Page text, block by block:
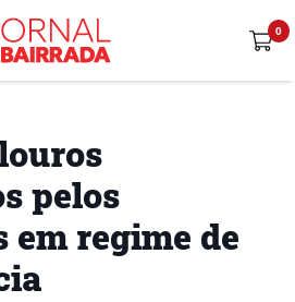
pelos
em regime de